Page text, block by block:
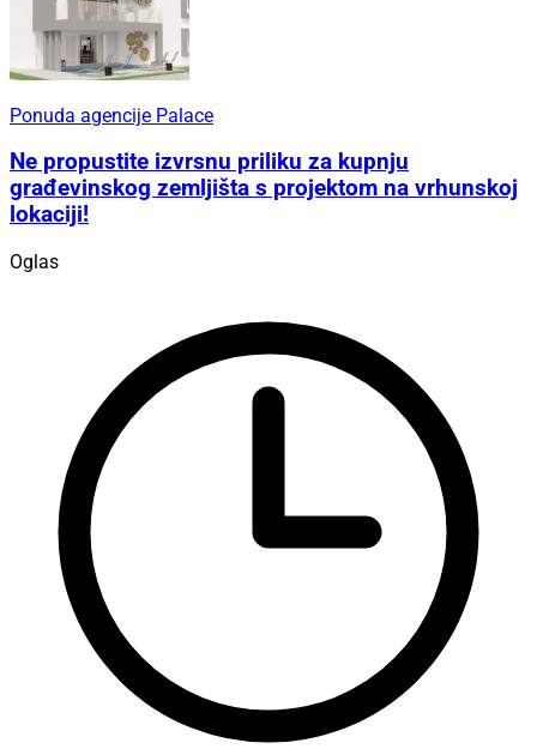
Ponuda agencije Palace
Ne propustite izvrsnu priliku za kupnju
građevinskog zemljišta s projektom na vrhunskoj
lokaciji!
Oglas